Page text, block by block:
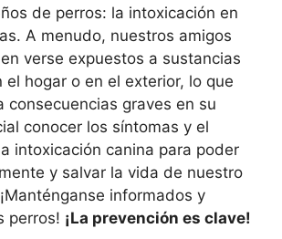
de perros: la intoxicación en
A menudo, nuestros amigos
verse expuestos a sustancias
el hogar o en el exterior, lo que
consecuencias graves en su
conocer los síntomas y el
intoxicación canina para poder
y salvar la vida de nuestro
informados y
perros! ¡La prevención es clave!